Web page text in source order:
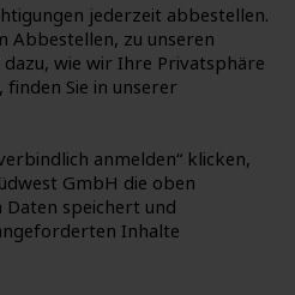
jederzeit abbestellen.
Abbestellen, zu unseren
wie wir Ihre Privatsphäre
Sie in unserer
anmelden“ klicken,
GmbH die oben
speichert und
Inhalte